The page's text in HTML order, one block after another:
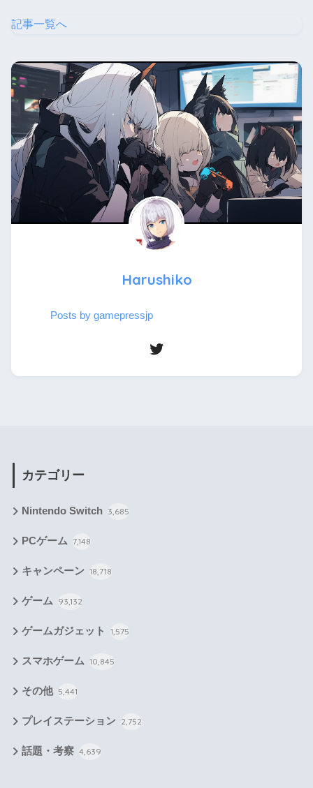
記事一覧へ
Harushiko
Posts by gamepressjp
カテゴリー
Nintendo Switch 3,685
PCゲーム 7,148
キャンペーン 18,718
ゲーム 93,132
ゲームガジェット 1,575
スマホゲーム 10,845
その他 5,441
プレイステーション 2,752
話題・考察 4,639